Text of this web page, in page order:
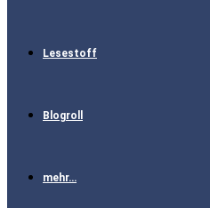
Lesestoff
Blogroll
mehr…